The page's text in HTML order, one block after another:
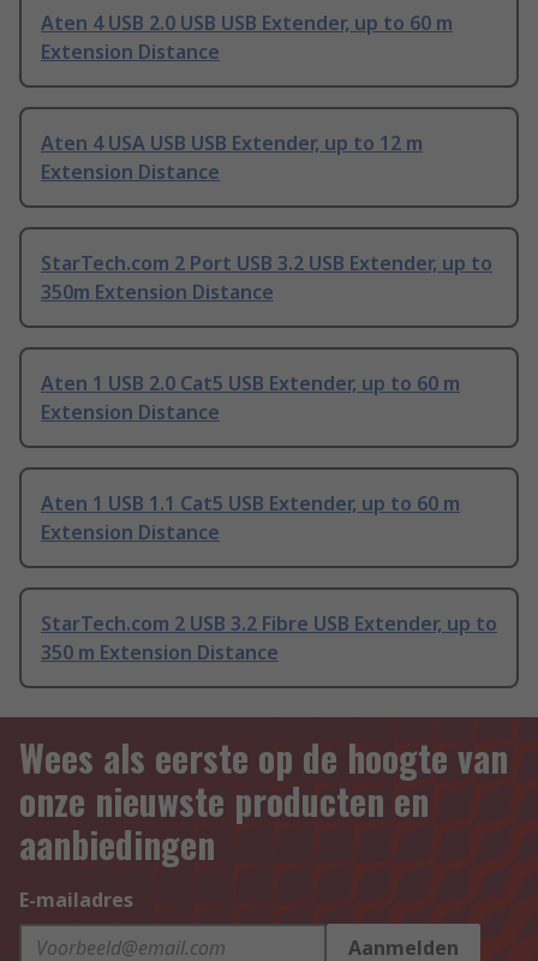
Aten 4 USB 2.0 USB USB Extender, up to 60 m
Extension Distance
Aten 4 USA USB USB Extender, up to 12 m
Extension Distance
StarTech.com 2 Port USB 3.2 USB Extender, up to
350m Extension Distance
Aten 1 USB 2.0 Cat5 USB Extender, up to 60 m
Extension Distance
Aten 1 USB 1.1 Cat5 USB Extender, up to 60 m
Extension Distance
StarTech.com 2 USB 3.2 Fibre USB Extender, up to
350 m Extension Distance
Wees als eerste op de hoogte van
onze nieuwste producten en
aanbiedingen
E-mailadres
Aanmelden